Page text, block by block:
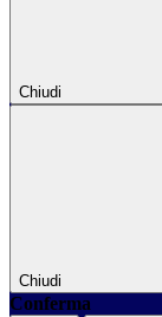
Chiudi
Chiudi
Conferma